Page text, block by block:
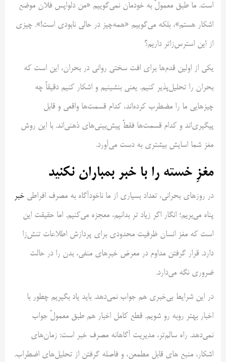
است. ما طبق معمولً به خودمان نمی‌گوییم «من دلواپس فلان موضع
اشکار هستم»، بلکه می‌گوییم «همه‌چیز در حالی نابودی است!». چیزی
از این استرس‌زاتر داریم؟
یکی از اولین قدم‌ها برای افت سختی روانی در بحران، این است که
بحران را تحلیل‌پذیر کنیم. یعنی بنشینیم و اشکار کنیم دقیقاً چه
چیزهایی ما را مضطرب کرده‌اند، کدام قسمت‌ها واقعی و قابل
پیگیری‌اند و کدام قسمت‌ها فقطً پیش‌بینی‌های ذهنی‌اند. با این روش
مغز شما اسایش بیشتری به دست می‌آورد.
مغزِ خسته را با خبر بمباران نکنید
در روزهای بحرانی، تعداد بسیاری از ما ناخودآگاه به مصرف افراطی خبر
پناه می‌بریم؛ انگار اگر زیاد تر بدانیم، معجزه می‌کنیم. اما حقیقت این
است که مغز انسان ظرفیت محدودی برای پردازش اطلاعات تنش‌زا
دارد. قرار گرفتن مداوم در معرض خبرهای منفی، بدن را در حالت
ضروری نگه می‌دارد.
در این شرایط بی‌خبری هم جواب نمی‌دهد. باید یاد بگیریم چطور با
اخبار بهتر روبه رو شویم. قطع کامل اخبار هم طبق معمولً جواب
نمی‌دهد. راه سالم‌تر، مدیریت آگاهانه مصرف خبر است: زمان‌های
اشکار، منبع های قابل مطمعن، و فاصله گرفتن از تحلیل‌های اضطراب.